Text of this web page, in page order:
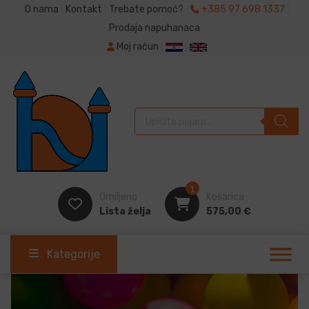
O nama Kontakt Trebate pomoć?
+385 97 698 1337
Prodaja napuhanaca
Moj račun
Products search
Lista želja
1
575,00 €
Kategorije